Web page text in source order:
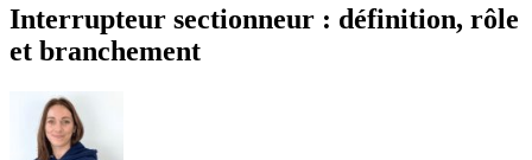
Interrupteur sectionneur : définition, rôle
et branchement